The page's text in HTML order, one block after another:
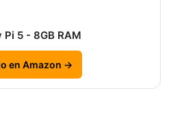
Pi 5 - 8GB RAM
en Amazon →